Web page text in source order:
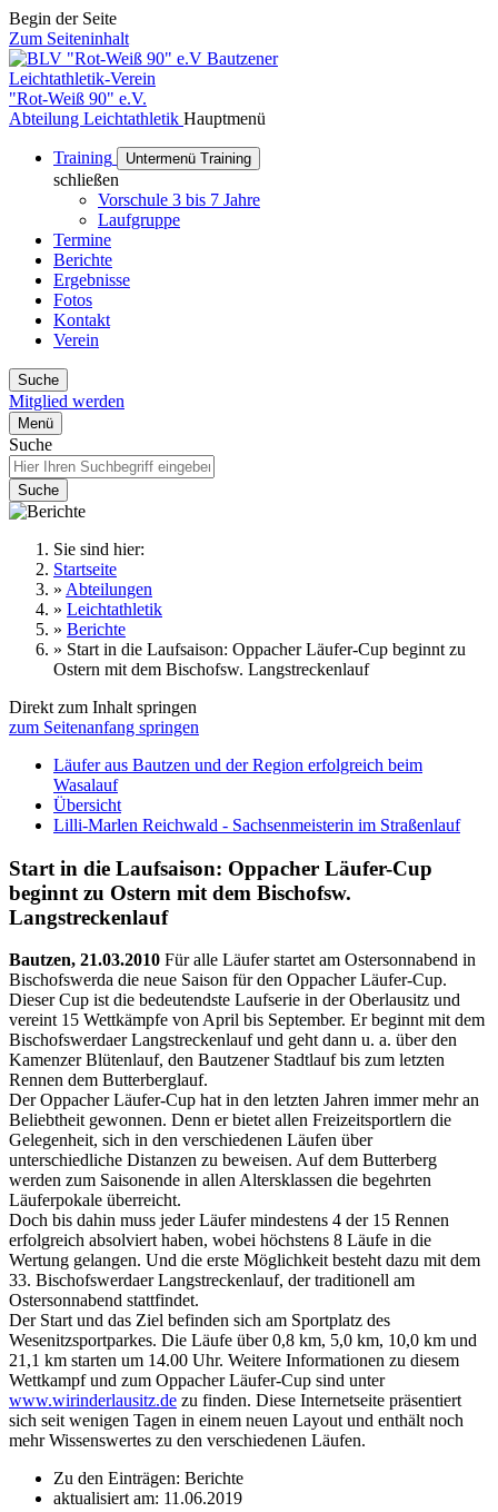
Begin der Seite
Zum Seiteninhalt
Bautzener
Leichtathletik-Verein
"Rot-Weiß 90" e.V.
Abteilung Leichtathletik Hauptmenü
Training Untermenü Training
schließen
Vorschule 3 bis 7 Jahre
Laufgruppe
Termine
Berichte
Ergebnisse
Fotos
Kontakt
Verein
Suche
Mitglied werden
Menü
Suche
Suche
Sie sind hier:
Startseite
» Abteilungen
» Leichtathletik
» Berichte
» Start in die Laufsaison: Oppacher Läufer-Cup beginnt zu
Ostern mit dem Bischofsw. Langstreckenlauf
Direkt zum Inhalt springen
zum Seitenanfang springen
Läufer aus Bautzen und der Region erfolgreich beim
Wasalauf
Übersicht
Lilli-Marlen Reichwald - Sachsenmeisterin im Straßenlauf
Start in die Laufsaison: Oppacher Läufer-Cup
beginnt zu Ostern mit dem Bischofsw.
Langstreckenlauf
Bautzen, 21.03.2010 Für alle Läufer startet am Ostersonnabend in
Bischofswerda die neue Saison für den Oppacher Läufer-Cup.
Dieser Cup ist die bedeutendste Laufserie in der Oberlausitz und
vereint 15 Wettkämpfe von April bis September. Er beginnt mit dem
Bischofswerdaer Langstreckenlauf und geht dann u. a. über den
Kamenzer Blütenlauf, den Bautzener Stadtlauf bis zum letzten
Rennen dem Butterberglauf.
Der Oppacher Läufer-Cup hat in den letzten Jahren immer mehr an
Beliebtheit gewonnen. Denn er bietet allen Freizeitsportlern die
Gelegenheit, sich in den verschiedenen Läufen über
unterschiedliche Distanzen zu beweisen. Auf dem Butterberg
werden zum Saisonende in allen Altersklassen die begehrten
Läuferpokale überreicht.
Doch bis dahin muss jeder Läufer mindestens 4 der 15 Rennen
erfolgreich absolviert haben, wobei höchstens 8 Läufe in die
Wertung gelangen. Und die erste Möglichkeit besteht dazu mit dem
33. Bischofswerdaer Langstreckenlauf, der traditionell am
Ostersonnabend stattfindet.
Der Start und das Ziel befinden sich am Sportplatz des
Wesenitzsportparkes. Die Läufe über 0,8 km, 5,0 km, 10,0 km und
21,1 km starten um 14.00 Uhr. Weitere Informationen zu diesem
Wettkampf und zum Oppacher Läufer-Cup sind unter
www.wirinderlausitz.de zu finden. Diese Internetseite präsentiert
sich seit wenigen Tagen in einem neuen Layout und enthält noch
mehr Wissenswertes zu den verschiedenen Läufen.
Zu den Einträgen: Berichte
aktualisiert am: 11.06.2019